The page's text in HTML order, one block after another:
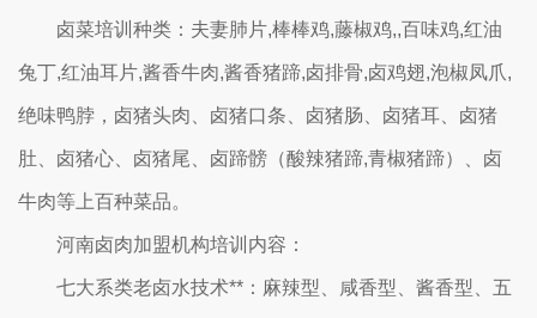
卤菜培训种类：夫妻肺片,棒棒鸡,藤椒鸡,,百味鸡,红油
兔丁,红油耳片,酱香牛肉,酱香猪蹄,卤排骨,卤鸡翅,泡椒凤爪,
绝味鸭脖，卤猪头肉、卤猪口条、卤猪肠、卤猪耳、卤猪
肚、卤猪心、卤猪尾、卤蹄髈（酸辣猪蹄,青椒猪蹄）、卤
牛肉等上百种菜品。
河南卤肉加盟机构培训内容：
七大系类老卤水技术**：麻辣型、咸香型、酱香型、五